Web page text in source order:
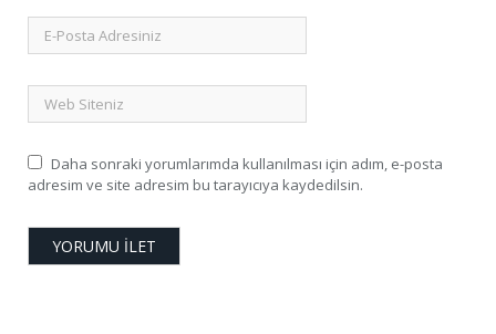
Daha sonraki yorumlarımda kullanılması için adım, e-posta
adresim ve site adresim bu tarayıcıya kaydedilsin.